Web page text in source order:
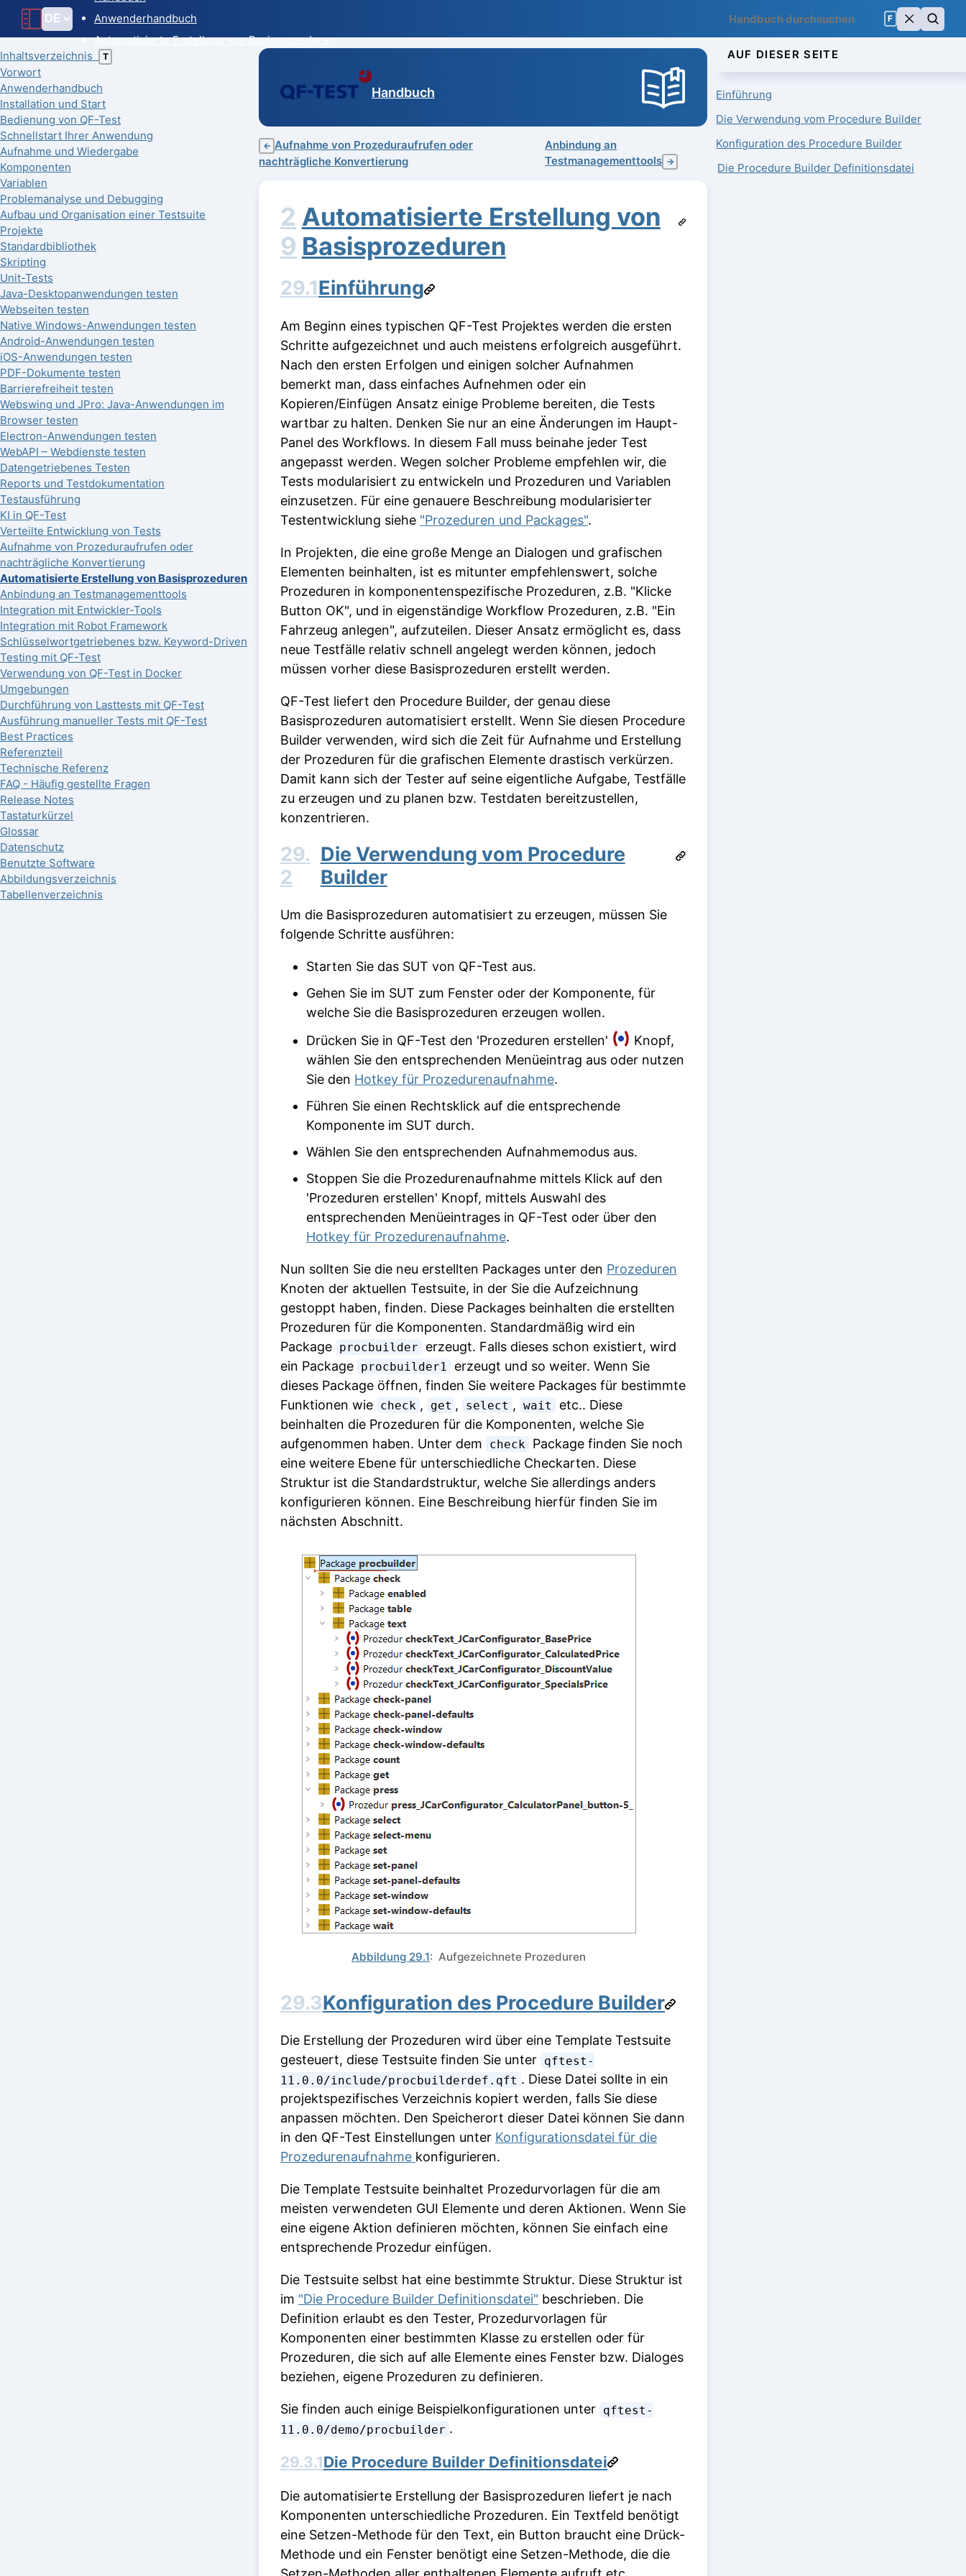
Anwenderhandbuch
Automatisierte Erstellung von Basisprozeduren
F
Handbuch
Inhaltsverzeichnis T
Vorwort
Anwenderhandbuch
Installation und Start
Bedienung von QF-Test
Schnellstart Ihrer Anwendung
Aufnahme und Wiedergabe
Komponenten
Variablen
Problemanalyse und Debugging
Aufbau und Organisation einer Testsuite
Projekte
Standardbibliothek
Skripting
Unit-Tests
Java-Desktopanwendungen testen
Webseiten testen
Native Windows-Anwendungen testen
Android-Anwendungen testen
iOS-Anwendungen testen
PDF-Dokumente testen
Barrierefreiheit testen
Webswing und JPro: Java-Anwendungen im
Browser testen
Electron-Anwendungen testen
WebAPI – Webdienste testen
Datengetriebenes Testen
Reports und Testdokumentation
Testausführung
KI in QF-Test
Verteilte Entwicklung von Tests
Aufnahme von Prozeduraufrufen oder
nachträgliche Konvertierung
Automatisierte Erstellung von Basisprozeduren
Anbindung an Testmanagementtools
Integration mit Entwickler-Tools
Integration mit Robot Framework
Schlüsselwortgetriebenes bzw. Keyword-Driven
Testing mit QF-Test
Verwendung von QF-Test in Docker
Umgebungen
Durchführung von Lasttests mit QF-Test
Ausführung manueller Tests mit QF-Test
Best Practices
Referenzteil
Technische Referenz
FAQ - Häufig gestellte Fragen
Release Notes
Tastaturkürzel
Glossar
Datenschutz
Benutzte Software
Abbildungsverzeichnis
Tabellenverzeichnis
AUF DIESER SEITE
Einführung
Die Verwendung vom Procedure Builder
Konfiguration des Procedure Builder
Die Procedure Builder Definitionsdatei
← Aufnahme von Prozeduraufrufen oder
nachträgliche Konvertierung
Anbindung an
Testmanagementtools →
2
9
Automatisierte Erstellung von
Basisprozeduren
29.1Einführung
Am Beginn eines typischen QF-Test Projektes werden die ersten
Schritte aufgezeichnet und auch meistens erfolgreich ausgeführt.
Nach den ersten Erfolgen und einigen solcher Aufnahmen
bemerkt man, dass einfaches Aufnehmen oder ein
Kopieren/Einfügen Ansatz einige Probleme bereiten, die Tests
wartbar zu halten. Denken Sie nur an eine Änderungen im Haupt-
Panel des Workflows. In diesem Fall muss beinahe jeder Test
angepasst werden. Wegen solcher Probleme empfehlen wir, die
Tests modularisiert zu entwickeln und Prozeduren und Variablen
einzusetzen. Für eine genauere Beschreibung modularisierter
Testentwicklung siehe "Prozeduren und Packages".
In Projekten, die eine große Menge an Dialogen und grafischen
Elementen beinhalten, ist es mitunter empfehlenswert, solche
Prozeduren in komponentenspezifische Prozeduren, z.B. "Klicke
Button OK", und in eigenständige Workflow Prozeduren, z.B. "Ein
Fahrzeug anlegen", aufzuteilen. Dieser Ansatz ermöglicht es, dass
neue Testfälle relativ schnell angelegt werden können, jedoch
müssen vorher diese Basisprozeduren erstellt werden.
QF-Test liefert den Procedure Builder, der genau diese
Basisprozeduren automatisiert erstellt. Wenn Sie diesen Procedure
Builder verwenden, wird sich die Zeit für Aufnahme und Erstellung
der Prozeduren für die grafischen Elemente drastisch verkürzen.
Damit kann sich der Tester auf seine eigentliche Aufgabe, Testfälle
zu erzeugen und zu planen bzw. Testdaten bereitzustellen,
konzentrieren.
29.
2
Die Verwendung vom Procedure
Builder
Um die Basisprozeduren automatisiert zu erzeugen, müssen Sie
folgende Schritte ausführen:
Starten Sie das SUT von QF-Test aus.
Gehen Sie im SUT zum Fenster oder der Komponente, für
welche Sie die Basisprozeduren erzeugen wollen.
Drücken Sie in QF-Test den 'Prozeduren erstellen'
Knopf,
wählen Sie den entsprechenden Menüeintrag aus oder nutzen
Sie den Hotkey für Prozedurenaufnahme.
Führen Sie einen Rechtsklick auf die entsprechende
Komponente im SUT durch.
Wählen Sie den entsprechenden Aufnahmemodus aus.
Stoppen Sie die Prozedurenaufnahme mittels Klick auf den
'Prozeduren erstellen' Knopf, mittels Auswahl des
entsprechenden Menüeintrages in QF-Test oder über den
Hotkey für Prozedurenaufnahme.
Nun sollten Sie die neu erstellten Packages unter den Prozeduren
Knoten der aktuellen Testsuite, in der Sie die Aufzeichnung
gestoppt haben, finden. Diese Packages beinhalten die erstellten
Prozeduren für die Komponenten. Standardmäßig wird ein
Package procbuilder
erzeugt. Falls dieses schon existiert, wird
ein Package procbuilder1
erzeugt und so weiter. Wenn Sie
dieses Package öffnen, finden Sie weitere Packages für bestimmte
Funktionen wie check , get , select , wait
etc.. Diese
beinhalten die Prozeduren für die Komponenten, welche Sie
aufgenommen haben. Unter dem
check
Package finden Sie noch
eine weitere Ebene für unterschiedliche Checkarten. Diese
Struktur ist die Standardstruktur, welche Sie allerdings anders
konfigurieren können. Eine Beschreibung hierfür finden Sie im
nächsten Abschnitt.
Abbildung 29.1: Aufgezeichnete Prozeduren
29.3Konfiguration des Procedure Builder
Die Erstellung der Prozeduren wird über eine Template Testsuite
gesteuert, diese Testsuite finden Sie unter qftest-
11.0.0/include/procbuilderdef.qft . Diese Datei sollte in ein
projektspezifisches Verzeichnis kopiert werden, falls Sie diese
anpassen möchten. Den Speicherort dieser Datei können Sie dann
in den QF-Test Einstellungen unter Konfigurationsdatei für die
Prozedurenaufnahme konfigurieren.
Die Template Testsuite beinhaltet Prozedurvorlagen für die am
meisten verwendeten GUI Elemente und deren Aktionen. Wenn Sie
eine eigene Aktion definieren möchten, können Sie einfach eine
entsprechende Prozedur einfügen.
Die Testsuite selbst hat eine bestimmte Struktur. Diese Struktur ist
im "Die Procedure Builder Definitionsdatei" beschrieben. Die
Definition erlaubt es den Tester, Prozedurvorlagen für
Komponenten einer bestimmten Klasse zu erstellen oder für
Prozeduren, die sich auf alle Elemente eines Fenster bzw. Dialoges
beziehen, eigene Prozeduren zu definieren.
Sie finden auch einige Beispielkonfigurationen unter qftest-
11.0.0/demo/procbuilder .
29.3.1Die Procedure Builder Definitionsdatei
Die automatisierte Erstellung der Basisprozeduren liefert je nach
Komponenten unterschiedliche Prozeduren. Ein Textfeld benötigt
eine Setzen-Methode für den Text, ein Button braucht eine Drück-
Methode und ein Fenster benötigt eine Setzen-Methode, die die